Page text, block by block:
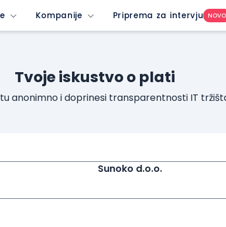
Kompanije Priprema za intervju NOVO
Tvoje iskustvo o plati
anonimno i doprinesi transparentnosti IT
Sunoko d.o.o.